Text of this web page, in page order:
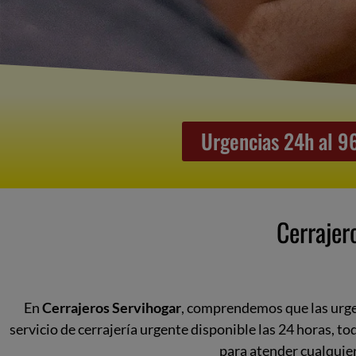
Urgencias 24h al
EnCerrajeros Servihogar, comprendemos que las
servicio de cerrajería urgente disponible las 24 horas,
para atender